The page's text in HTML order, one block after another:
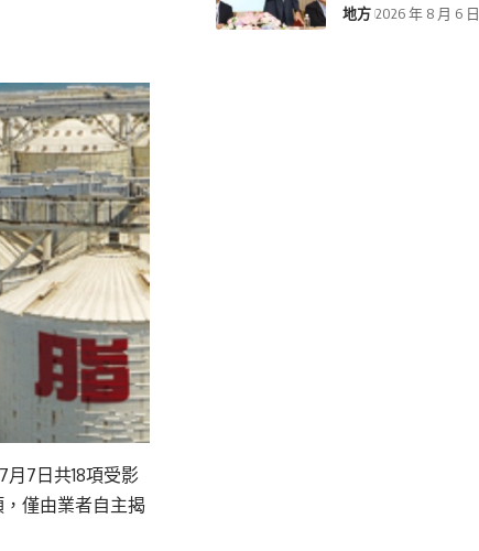
7日共18項受影
僅由業者自主揭
地方 2026 年 8 月 6 日